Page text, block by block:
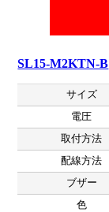
SL15-M2KTN-B
サイズ
電圧
取付方法
配線方法
ブザー
色